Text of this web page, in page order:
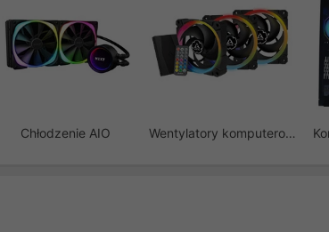
Chłodzenie AIO Wentylatory komputerowe